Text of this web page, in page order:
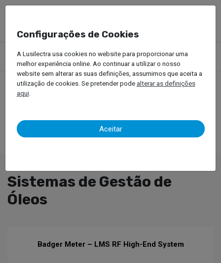
Produtos Equipamentos Oficinais
Óleos
Sistemas de Gestão de Óleos
Sistemas de Gestão de
Óleos
Badger Meter – LMS RF High-End System
Configurações de Cookies
A Lusilectra usa cookies no website para proporcionar uma
melhor experiência online. Ao continuar a utilizar o nosso
website sem alterar as suas definições, assumimos que aceita a
utilização de cookies. Se pretender podealterar as definições
aqui.
Aceitar